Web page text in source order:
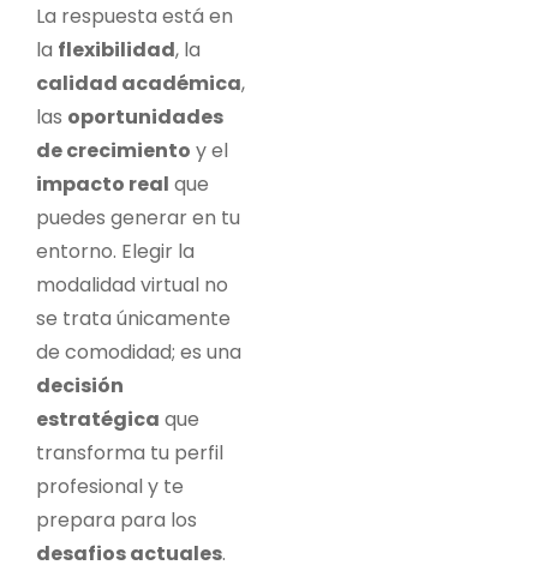
La respuesta está en
la flexibilidad, la
calidad académica,
las oportunidades
de crecimiento y el
impacto real que
puedes generar en tu
entorno. Elegir la
modalidad virtual no
se trata únicamente
de comodidad; es una
decisión
estratégica que
transforma tu perfil
profesional y te
prepara para los
desafios actuales.